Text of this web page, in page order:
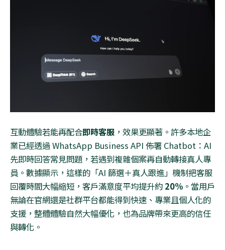
互動體驗若能再配合即時客服 ，效果更顯著。許多本地企
業已經透過WhatsApp Business API 佈署 Chatbot ： AI
先即時回答常見問題，若遇到複雜個案再自動轉接真人專
員。數據顯示，這樣的「AI 篩選＋真人跟進」機制把客服
回覆時間大幅縮短，客戶滿意度平均提升約 20% 。當用戶
無論在官網還是社群平台都能得到快速、專業且個人化的
支援，整體體驗自然大幅優化，也為品牌帶來更高的信任
與轉化。